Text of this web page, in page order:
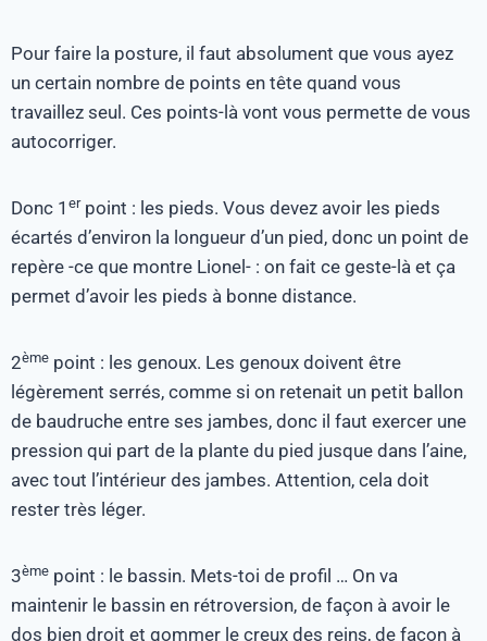
Pour faire la posture, il faut absolument que vous ayez
un certain nombre de points en tête quand vous
travaillez seul. Ces points-là vont vous permette de vous
autocorriger.
Donc 1 erpoint : les pieds. Vous devez avoir les pieds
écartés d’environ la longueur d’un pied, donc un point de
repère -ce que montre Lionel- : on fait ce geste-là et ça
permet d’avoir les pieds à bonne distance.
2ème point : les genoux. Les genoux doivent être
légèrement serrés, comme si on retenait un petit ballon
de baudruche entre ses jambes, donc il faut exercer une
pression qui part de la plante du pied jusque dans l’aine,
avec tout l’intérieur des jambes. Attention, cela doit
rester très léger.
3ème point : le bassin. Mets-toi de profil … On va
maintenir le bassin en rétroversion, de façon à avoir le
dos bien droit et gommer le creux des reins, de façon à